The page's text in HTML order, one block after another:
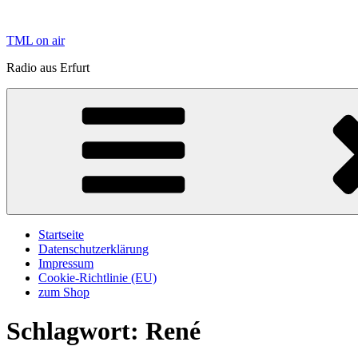
springen
TML on air
Radio aus Erfurt
Startseite
Datenschutzerklärung
Impressum
Cookie-Richtlinie (EU)
zum Shop
Schlagwort: René